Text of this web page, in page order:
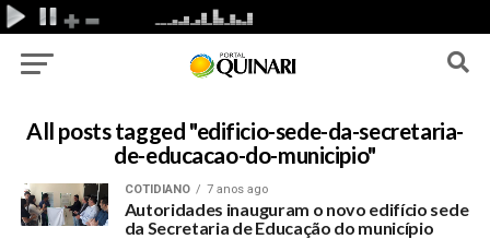
All posts tagged "edificio-sede-da-secretaria-
de-educacao-do-municipio"
COTIDIANO 7 anos ago
Autoridades inauguram o novo edifício sede
da Secretaria de Educação do município